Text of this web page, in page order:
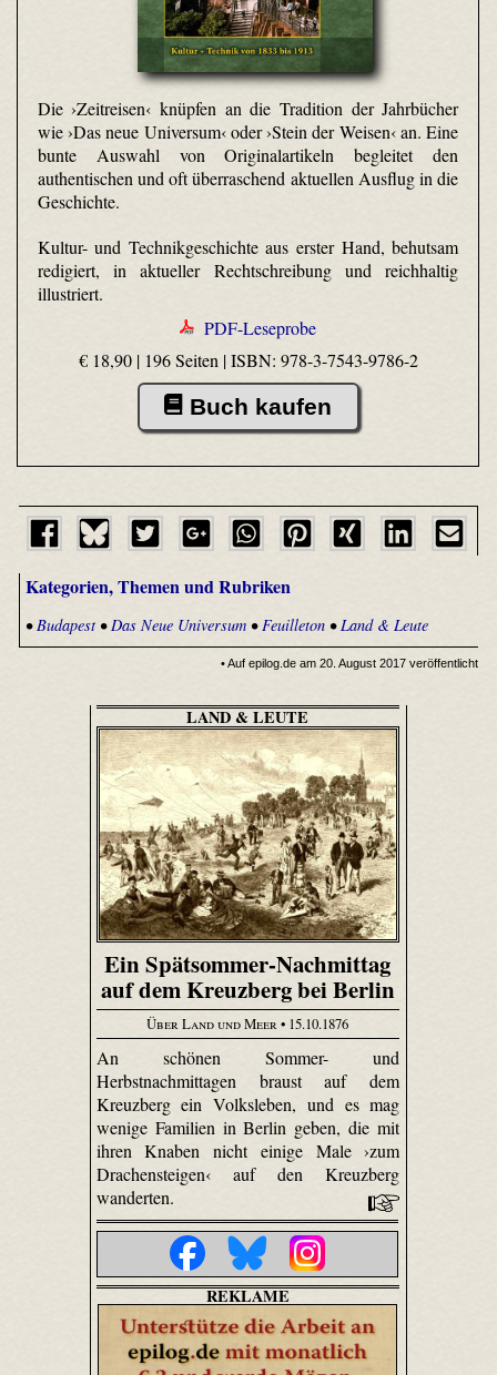
Die ›Zeitreisen‹ knüpfen an die Tradition der Jahrbücher
wie ›Das neue Universum‹ oder ›Stein der Weisen‹ an. Eine
bunte Auswahl von Originalartikeln begleitet den
authentischen und oft überraschend aktuellen Ausflug in die
Geschichte.
Kultur- und Technikgeschichte aus erster Hand, behutsam
redigiert, in aktueller Rechtschreibung und reichhaltig
illustriert.
PDF-Leseprobe
€ 18,90 | 196 Seiten |ISBN: 978-3-7543-9786-2
Buch kaufen
Kategorien, Themen und Rubriken
•Budapest•Das Neue Universum•Feuilleton•Land & Leute
• Auf epilog.de am 20. August 2017 veröffentlicht
LAND & LEUTE
Ein Spätsommer-Nachmittag
auf dem Kreuzberg bei Berlin
Über Land und Meer• 15.10.1876
An schönen Sommer- und
Herbstnachmittagen braust auf dem
Kreuzberg ein Volksleben, und es mag
wenige Familien in Berlin geben, die mit
ihren Knaben nicht einige Male ›zum
Drachensteigen‹ auf den Kreuzberg
wanderten.
REKLAME